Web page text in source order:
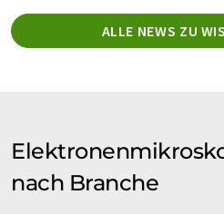
ALLE NEWS ZU
nach Branche